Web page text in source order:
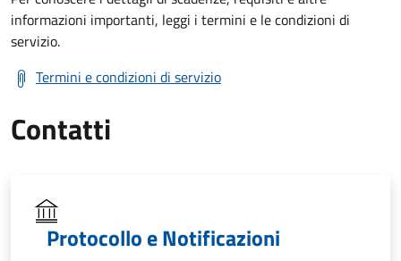
informazioni importanti, leggi i termini e le condizioni di
servizio.
Termini e condizioni di servizio
Contatti
Protocollo e Notificazioni